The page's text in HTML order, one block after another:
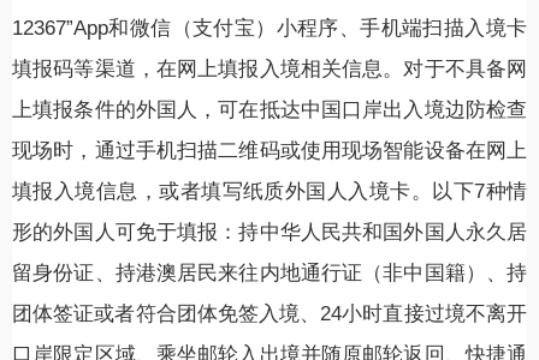
12367”App和微信（支付宝）小程序、手机端扫描入境卡
填报码等渠道，在网上填报入境相关信息。对于不具备网
上填报条件的外国人，可在抵达中国口岸出入境边防检查
现场时，通过手机扫描二维码或使用现场智能设备在网上
填报入境信息，或者填写纸质外国人入境卡。以下7种情
形的外国人可免于填报：持中华人民共和国外国人永久居
留身份证、持港澳居民来往内地通行证（非中国籍）、持
团体签证或者符合团体免签入境、24小时直接过境不离开
口岸限定区域、乘坐邮轮入出境并随原邮轮返回、快捷通